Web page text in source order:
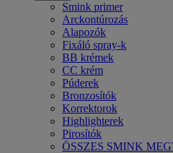
Smink primer
Arckontúrozás
Alapozók
Fixáló spray-k
BB krémek
CC krém
Púderek
Bronzosítók
Korrektorok
Highlighterek
Pirosítók
ÖSSZES SMINK